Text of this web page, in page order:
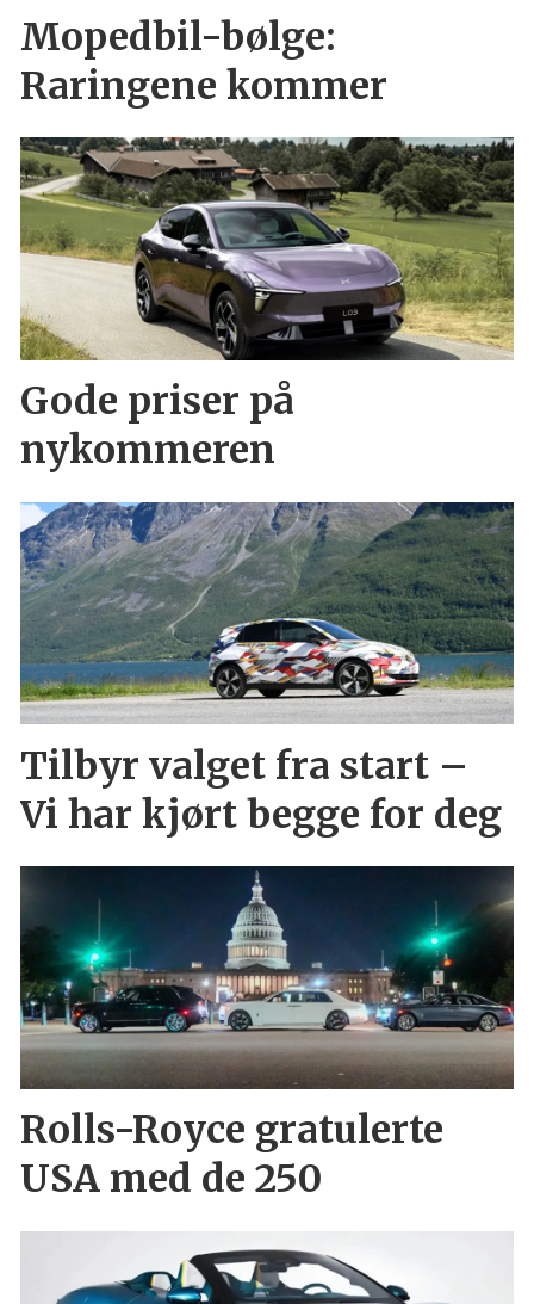
Mopedbil-bølge:
Raringene kommer
Gode priser på
nykommeren
Tilbyr valget fra start –
Vi har kjørt begge for deg
Rolls-Royce gratulerte
USA med de 250